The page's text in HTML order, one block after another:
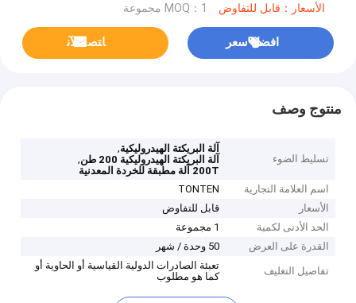
الأسعار：قابل للتفاوض MOQ：1 مجموعة
افضل سعر ﺎﺘﺼﻟ ﺍﻶﻧ
منتوج وصف
تسليط الضوء
آلة البريكتة الهيدروليكية,
آلة البريكتة الهيدروليكية 200 طن
,
200T آلة مطبقة للخردة المعدنية
اسم العلامة التجارية
TONTEN
الأسعار
قابل للتفاوض
الحد الأدنى لكمية
1 مجموعة
القدرة على العرض
50 وحدة / شهر
تفاصيل التغليف
تعبئة الصادرات الدولية القياسية أو الحاوية أو
كما هو مطلوب